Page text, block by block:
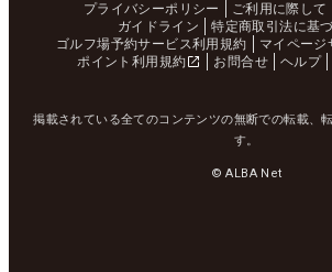
プライバシーポリシー
ご利用に際して
ガイドライン
特定商取引法に基
ゴルフ場予約サービス利用規約
マイページ
ポイント利用規約
お問合せ ヘルプ
掲載されている全てのコンテンツの無断での転載、
す。
© ALBA Net